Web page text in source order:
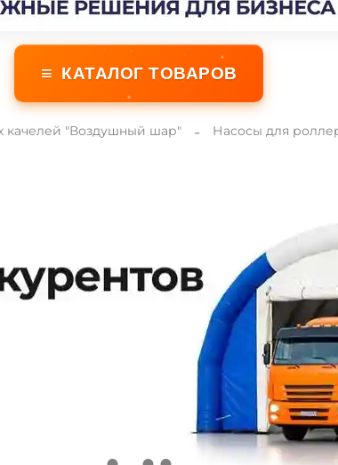
≡ КАТАЛОГ ТОВАРОВ
качелей "Воздушный шар" Насосы для